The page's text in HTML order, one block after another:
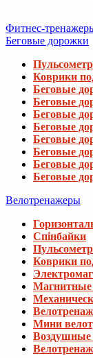
Фитнес-
Беговые дорожки
Коврики
Беговые
Беговые
Беговые
Беговые
Беговые
Беговые
Беговые
Беговые
Велотренажеры
Спінбайки
Коврики
Магнитные
Мини
Воздушные